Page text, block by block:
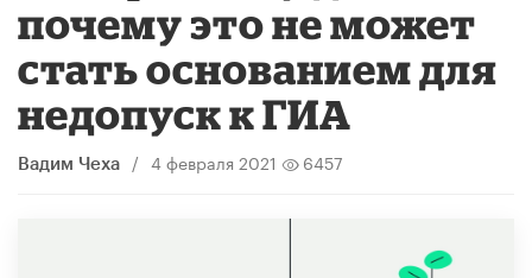
почему это не может
стать основанием для
недопуск к ГИА
Вадим Чеха / 4 февраля 2021 6457